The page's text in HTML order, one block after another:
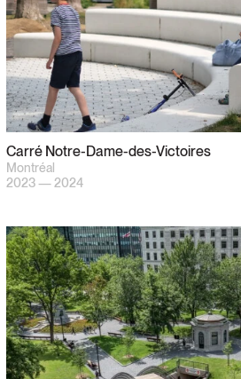
Carré Notre-Dame-des-Victoires
Montréal
2023 — 2024